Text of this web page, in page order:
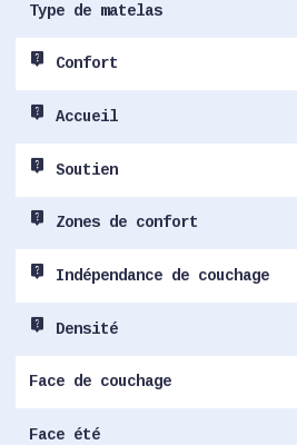
Type de matelas
live_help Confort
live_help Accueil
live_help Soutien
live_help Zones de confort
live_help Indépendance de couchage
live_help Densité
Face de couchage
Face été